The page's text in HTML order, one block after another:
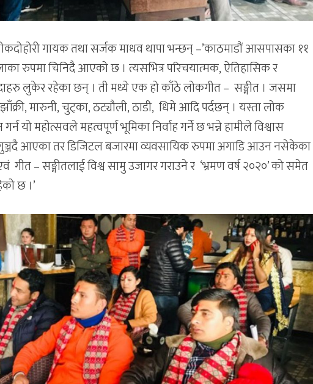
गायक तथा सर्जक माधव थापा भन्छन् –’काठमाडौं आसपासका ११
रुपमा चिनिदै आएको छ । त्यसभित्र परिचयात्मक, ऐतिहासिक र
लुकेर रहेका छन् । ती मध्ये एक हो काँठे लोकगीत – सङ्गीत । जसमा
मारुनी, चुट्का, ठट्यौली, ठाडी, धिमे आदि पर्दछन् । यस्ता लोक
यो महोत्सवले महत्वपूर्ण भूमिका निर्वाह गर्ने छ भन्ने हामीले विश्वास
गुञ्जदै आएका तर डिजिटल बजारमा व्यवसायिक रुपमा अगाडि आउन नसेकेका
गीत – सङ्गीतलाई विश्व सामु उजागर गराउने र ‘भ्रमण वर्ष २०२०’ को समेत
छ ।’